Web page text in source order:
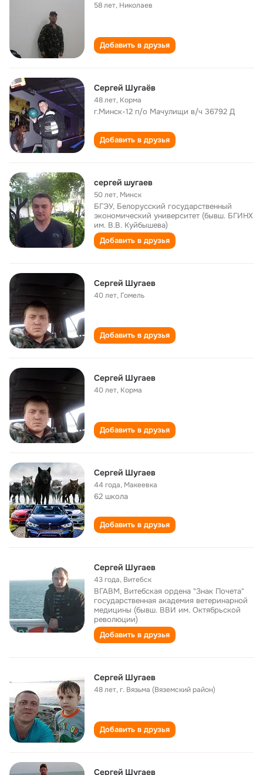
58 лет, Николаев
Добавить в друзья
Сергей Шугаёв
48 лет, Корма
г.Минск-12 п/о Мачулищи в/ч 36792 Д
Добавить в друзья
сергей шугаев
50 лет, Минск
БГЭУ, Белорусский государственный
экономический университет (бывш. БГИНХ
им. В.В. Куйбышева)
Добавить в друзья
Сергей Шугаев
40 лет, Гомель
Добавить в друзья
Сергей Шугаев
40 лет, Корма
Добавить в друзья
Сергей Шугаев
44 года, Макеевка
62 школа
Добавить в друзья
Сергей Шугаев
43 года, Витебск
ВГАВМ, Витебская ордена "Знак Почета"
государственная академия ветеринарной
медицины (бывш. ВВИ им. Октябрьской
революции)
Добавить в друзья
Сергей Шугаев
48 лет,г. Вязьма (Вяземский район)
Добавить в друзья
Сергей Шугаев